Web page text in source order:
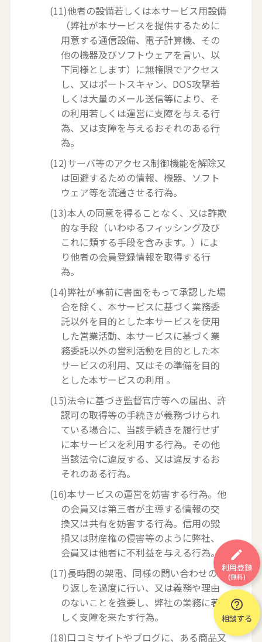
(11)他者の設備若しくは本サービス用設備
（弊社が本サービスを提供するために
用意する通信設備、電子計算機、その
他の機器及びソフトウェアを言い、以
下同様とします）に無権限でアクセス
し、又はポートスキャン、DOS攻撃若
しくは大量のメール送信等により、そ
の利用若しくは運営に支障を与える行
為、又は支障を与えるおそれのある行
為。
(12)サーバ等のアクセス制御機能を解除又
は回避するための情報、機器、ソフト
ウェア等を流通させる行為。
(13)本人の同意を得ることなく、又は詐欺
的な手段（いわゆるフィッシング及び
これに類する手段を含みます。）によ
り他者の会員登録情報を取得する行
為。
(14)弊社が事前に書面をもって承認した場
合を除く、本サービスに基づく業務委
託以外を目的とした本サービスを使用
した営業活動、本サービスに基づく業
務委託以外の営利活動を目的とした本
サービスの利用、又はその準備を目的
とした本サービスの利用 。
(15)法令に基づき監督官庁等への届出、許
認可の取得等の手続きが義務づけられ
ている場合に、当該手続きを履行せず
に本サービスを利用する行為。その他
当該法令に違反する、又は違反するお
それのある行為。
(16)本サービスの運営を妨害する行為。他
の会員又は第三者が主導する情報の交
換又は共有を妨害する行為。信用の毀
損又は財産権の侵害等のように弊社、
会員又は他者に不利益を与える行為。
(17)長時間の架電、同様の問い合わせの繰
り返しを過度に行い、又は義務や理由
のないことを強要し、弊社の業務に著
しく支障を来たす行為。
(18)口コミサイトやブログに、ある商品又
利用登録
(無料)
相談する